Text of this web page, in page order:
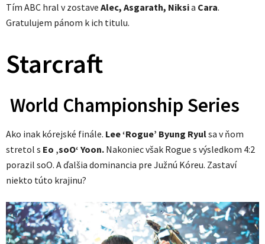
Tím ABC hral v zostave Alec, Asgarath, Niksia Cara.
Gratulujem pánom k ich titulu.
Starcraft
World Championship Series
Ako inak kórejské finále. Lee ‘Rogue’ Byung Ryulsa v ňom
stretol s Eo ‚soO‘ Yoon. Nakoniec však Rogue s výsledkom 4:2
porazil soO. A ďalšia dominancia pre Južnú Kóreu. Zastaví
niekto túto krajinu?